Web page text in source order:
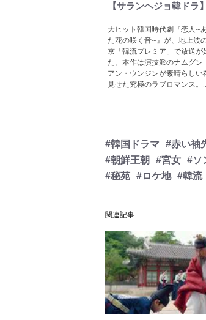
【サランヘジョ韓ドラ】
大ヒット韓国時代劇『恋人~
た花の咲く音~』が、地上波
京「韓流プレミア」で放送が
た。本作は演技派のナムグン
アン・ウンジンが素晴らしい
見せた究極のラブロマンス。
#韓国ドラマ #赤い袖
#朝鮮王朝
#宮女 #ソ
#秘苑 #ロケ地 #韓流
関連記事